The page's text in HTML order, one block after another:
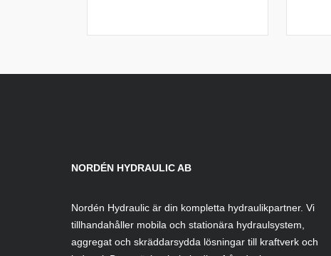
NORDÉN HYDRAULIC AB
Nordén Hydraulic är din kompletta hydraulikpartner. Vi
tillhandahåller mobila och stationära hydraulsystem,
aggregat och skräddarsydda lösningar till kraftverk och